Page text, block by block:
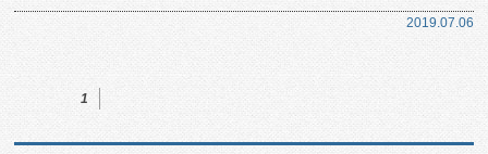
2019.07.06
1